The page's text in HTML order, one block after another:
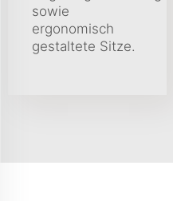
sowie
ergonomisch
gestaltete Sitze.